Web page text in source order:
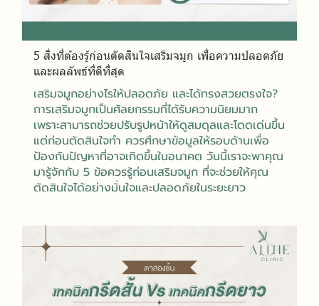
5 สิ่งที่ต้องรู้ก่อนตัดสินใจเสริมจมูก เพื่อความปลอดภัย
และผลลัพธ์ที่ดีที่สุด
เสริมจมูกอย่างไรให้ปลอดภัย และได้ทรงสวยตรงใจ?
การเสริมจมูกเป็นศัลยกรรมที่ได้รับความนิยมมาก
เพราะสามารถช่วยปรับรูปหน้าให้ดูสมดุลและโดดเด่นขึ้น
แต่ก่อนตัดสินใจทำ ควรศึกษาข้อมูลให้รอบด้านเพื่อ
ป้องกันปัญหาที่อาจเกิดขึ้นในอนาคต วันนี้เราจะพาคุณ
มารู้จักกับ 5 ข้อควรรู้ก่อนเสริมจมูก ที่จะช่วยให้คุณ
ตัดสินใจได้อย่างมั่นใจและปลอดภัยในระยะยาว